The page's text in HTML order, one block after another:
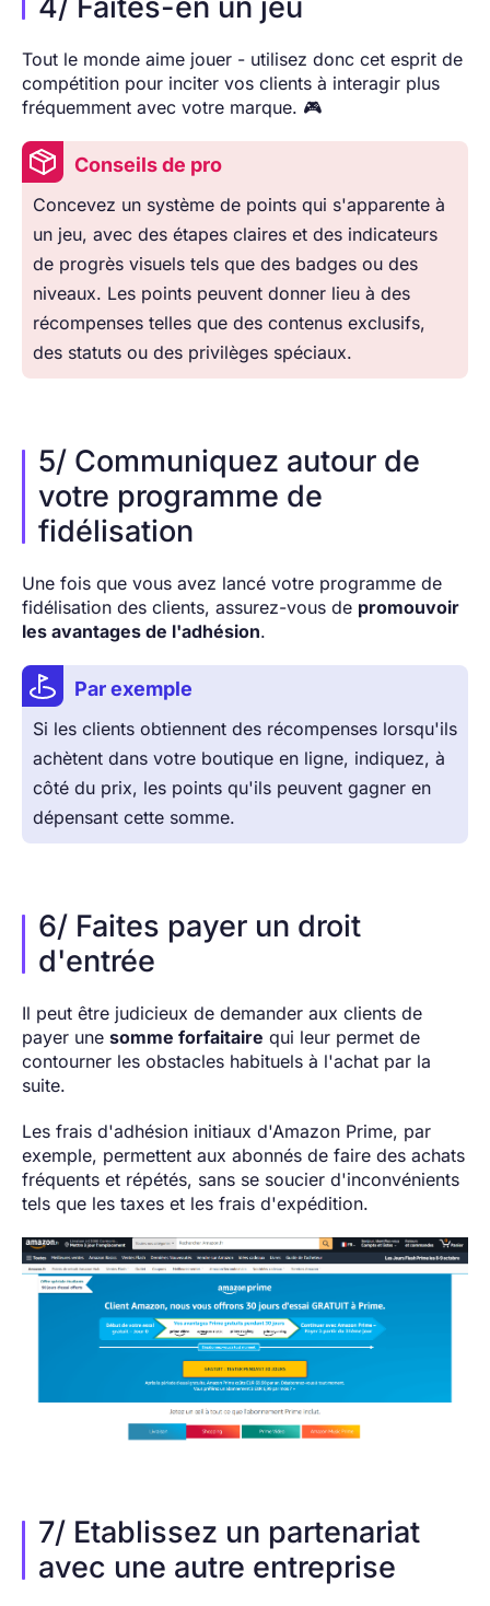
4/ Faites-en un jeu
Tout le monde aime jouer - utilisez donc cet esprit de
compétition pour inciter vos clients à interagir plus
fréquemment avec votre marque. 🎮
Conseils de pro
Concevez un système de points qui s'apparente à
un jeu, avec des étapes claires et des indicateurs
de progrès visuels tels que des badges ou des
niveaux. Les points peuvent donner lieu à des
récompenses telles que des contenus exclusifs,
des statuts ou des privilèges spéciaux.
5/ Communiquez autour de
votre programme de
fidélisation
Une fois que vous avez lancé votre programme de
fidélisation des clients, assurez-vous de promouvoir
les avantages de l'adhésion.
Par exemple
Si les clients obtiennent des récompenses lorsqu'ils
achètent dans votre boutique en ligne, indiquez, à
côté du prix, les points qu'ils peuvent gagner en
dépensant cette somme.
6/ Faites payer un droit
d'entrée
Il peut être judicieux de demander aux clients de
payer une somme forfaitaire qui leur permet de
contourner les obstacles habituels à l'achat par la
suite.
Les frais d'adhésion initiaux d'Amazon Prime, par
exemple, permettent aux abonnés de faire des achats
fréquents et répétés, sans se soucier d'inconvénients
tels que les taxes et les frais d'expédition.
7/ Etablissez un partenariat
avec une autre entreprise